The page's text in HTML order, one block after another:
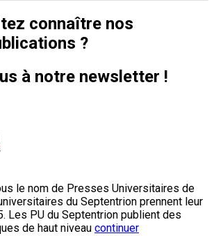
connaître nos
?
à notre newsletter !
le nom de Presses Universitaires de
du Septentrion prennent leur
Les PU du Septentrion publient des
de haut niveau continuer